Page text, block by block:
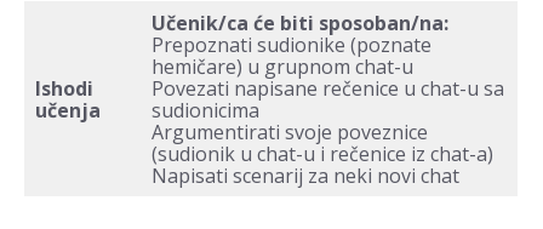
Ishodi
učenja
Učenik/ca će biti sposoban/na:
Prepoznati sudionike (poznate
hemičare) u grupnom chat-u
Povezati napisane rečenice u chat-u sa
sudionicima
Argumentirati svoje poveznice
(sudionik u chat-u i rečenice iz chat-a)
Napisati scenarij za neki novi chat